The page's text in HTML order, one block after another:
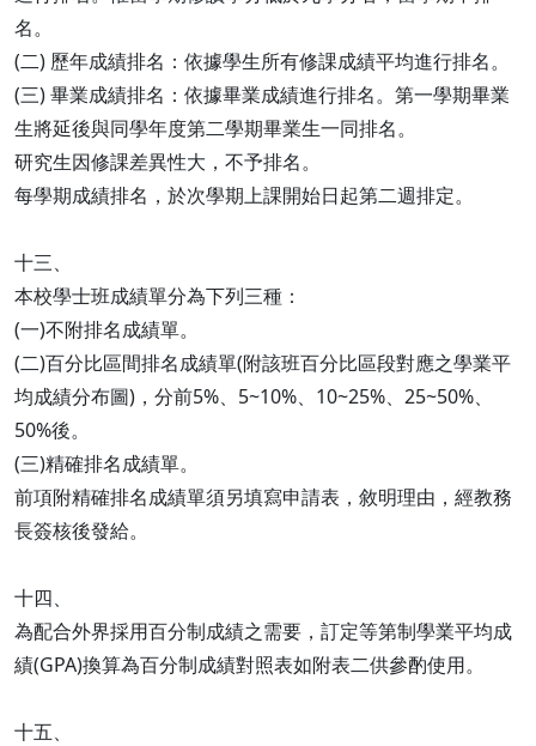
名。
(二) 歷年成績排名：依據學生所有修課成績平均進行排名。
(三) 畢業成績排名：依據畢業成績進行排名。第一學期畢業
生將延後與同學年度第二學期畢業生一同排名。
研究生因修課差異性大，不予排名。
每學期成績排名，於次學期上課開始日起第二週排定。
十三、
本校學士班成績單分為下列三種：
(一)不附排名成績單。
(二)百分比區間排名成績單(附該班百分比區段對應之學業平
均成績分布圖)，分前5%、5~10%、10~25%、25~50%、
50%後。
(三)精確排名成績單。
前項附精確排名成績單須另填寫申請表，敘明理由，經教務
長簽核後發給。
十四、
為配合外界採用百分制成績之需要，訂定等第制學業平均成
績(GPA)換算為百分制成績對照表如附表二供參酌使用。
十五、